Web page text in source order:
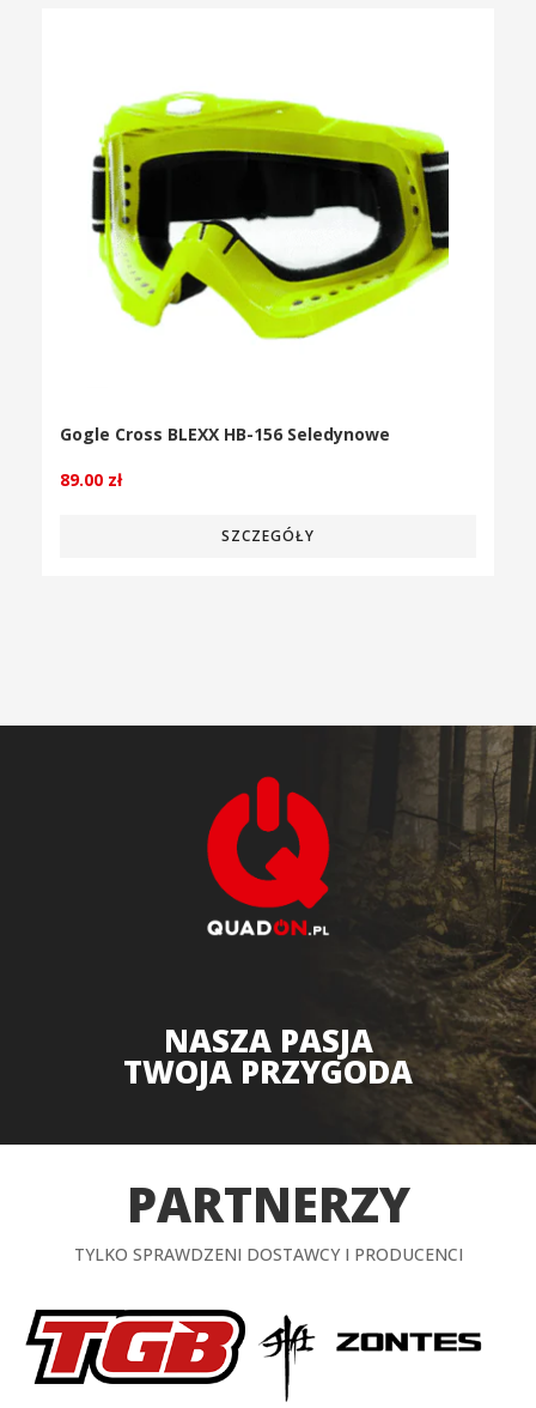
Gogle Cross BLEXX HB-156 Seledynowe
89.00 zł
SZCZEGÓŁY
NASZA PASJA
TWOJA PRZYGODA
PARTNERZY
TYLKO SPRAWDZENI DOSTAWCY I PRODUCENCI